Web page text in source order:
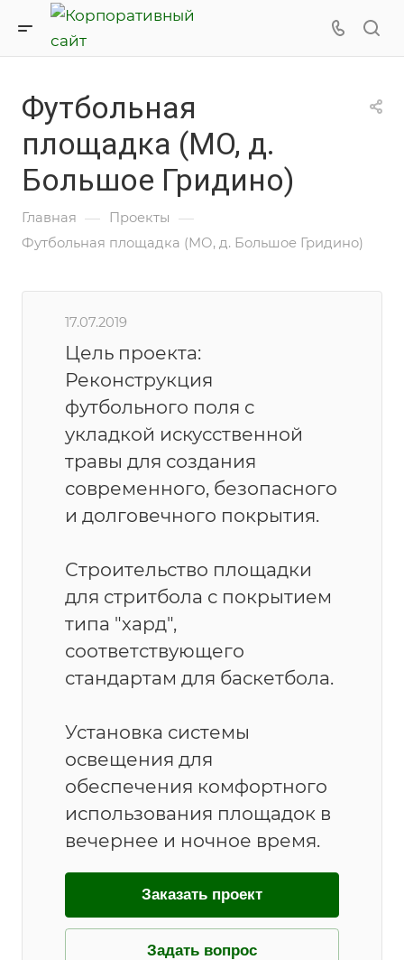
Футбольная
площадка (МО, д.
Большое Гридино)
Главная — Проекты —
Футбольная площадка (МО, д. Большое Гридино)
17.07.2019
Цель проекта:
Реконструкция
футбольного поля с
укладкой искусственной
травы для создания
современного, безопасного
и долговечного покрытия.
Строительство площадки
для стритбола с покрытием
типа "хард",
соответствующего
стандартам для баскетбола.
Установка системы
освещения для
обеспечения комфортного
использования площадок в
вечернее и ночное время.
Заказать проект
Задать вопрос